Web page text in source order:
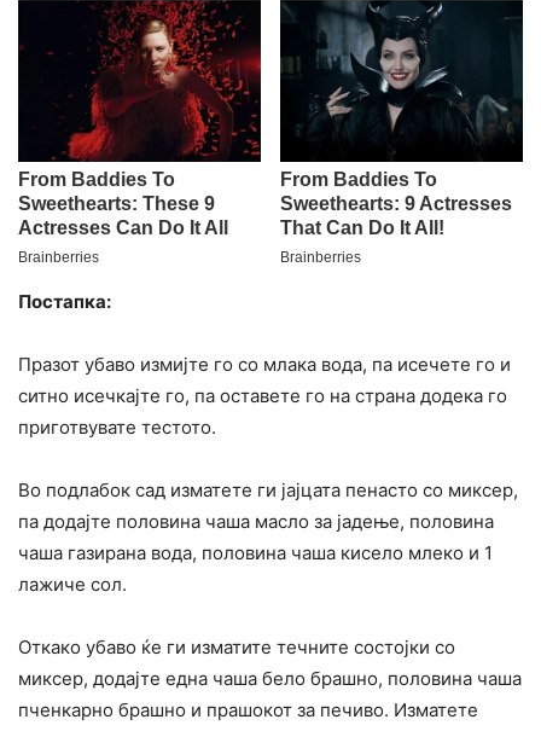
Постапка:
Празот убаво измијте го со млака вода, па исечете го и
ситно исечкајте го, па оставете го на страна додека го
приготвувате тестото.
Во подлабок сад изматете ги јајцата пенасто со миксер,
па додајте половина чаша масло за јадење, половина
чаша газирана вода, половина чаша кисело млеко и 1
лажиче сол.
Откако убаво ќе ги изматите течните состојки со
миксер, додајте една чаша бело брашно, половина чаша
пченкарно брашно и прашокот за печиво. Изматете